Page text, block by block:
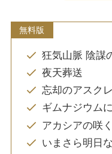
無料版
狂気山脈 陰謀
夜天葬送
忘却のアスク
ギムナジウム
アカシアの咲
いまさら明日